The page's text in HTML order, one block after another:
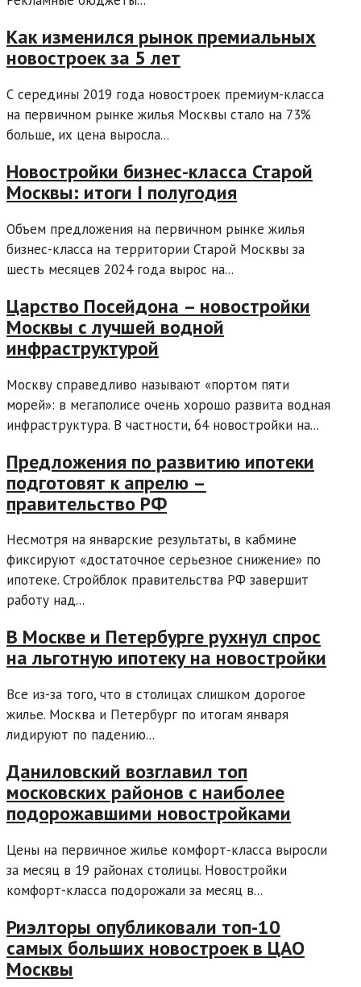
Как изменился рынок премиальных
новостроек за 5 лет
С середины 2019 года новостроек премиум-класса
на первичном рынке жилья Москвы стало на 73%
больше, их цена выросла...
Новостройки бизнес-класса Старой
Москвы: итоги I полугодия
Объем предложения на первичном рынке жилья
бизнес-класса на территории Старой Москвы за
шесть месяцев 2024 года вырос на...
Царство Посейдона – новостройки
Москвы с лучшей водной
инфраструктурой
Москву справедливо называют «портом пяти
морей»: в мегаполисе очень хорошо развита водная
инфраструктура. В частности, 64 новостройки на...
Предложения по развитию ипотеки
подготовят к апрелю –
правительство РФ
Несмотря на январские результаты, в кабмине
фиксируют «достаточное серьезное снижение» по
ипотеке. Стройблок правительства РФ завершит
работу над...
В Москве и Петербурге рухнул спрос
на льготную ипотеку на новостройки
Все из-за того, что в столицах слишком дорогое
жилье. Москва и Петербург по итогам января
лидируют по падению...
Даниловский возглавил топ
московских районов с наиболее
подорожавшими новостройками
Цены на первичное жилье комфорт-класса выросли
за месяц в 19 районах столицы. Новостройки
комфорт-класса подорожали за месяц в...
Риэлторы опубликовали топ-10
самых больших новостроек в ЦАО
Москвы